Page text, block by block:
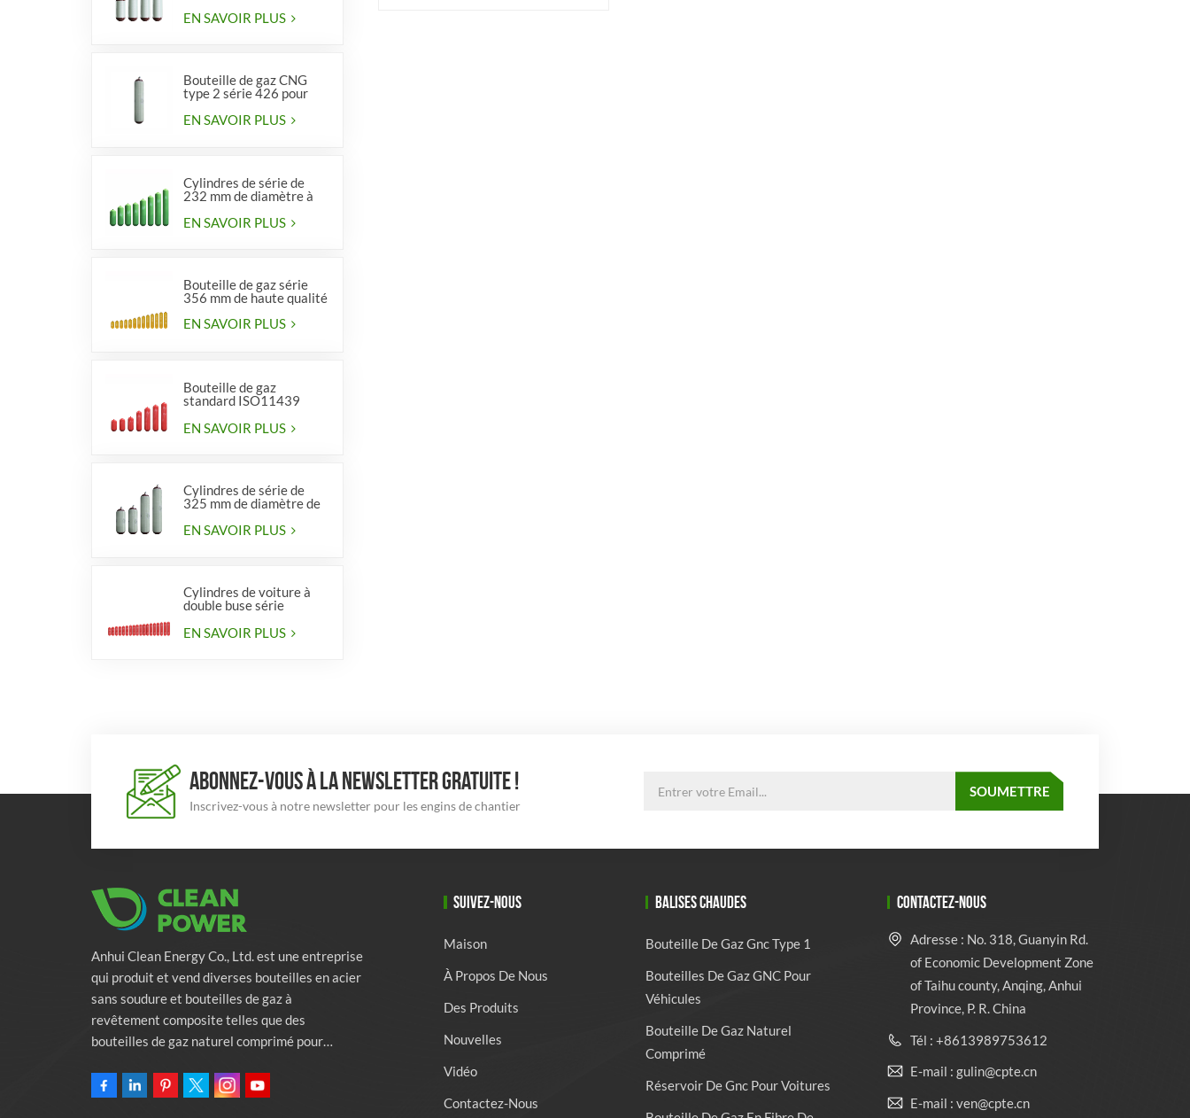
EN SAVOIR PLUS
Bouteille de gaz CNG
type 2 série 426 pour
véhicules
EN SAVOIR PLUS
Cylindres de série de
232 mm de diamètre à
EN SAVOIR PLUS
Bouteille de gaz série
356 mm de haute qualité
EN SAVOIR PLUS
Bouteille de gaz
standard ISO11439
EN SAVOIR PLUS
Cylindres de série de
325 mm de diamètre de
véhicules
EN SAVOIR PLUS
Cylindres de voiture à
double buse série
EN SAVOIR PLUS
ABONNEZ-VOUS À LA NEWSLETTER GRATUITE !
Inscrivez-vous à notre newsletter pour les engins de chantier
Anhui Clean Energy Co., Ltd. est une entreprise
qui produit et vend diverses bouteilles en acier
sans soudure et bouteilles de gaz à
revêtement composite telles que des
bouteilles de gaz naturel comprimé pour
des bouteilles de lutte contre l'incendie.
SUIVEZ-NOUS
Maison
À Propos De Nous
Des Produits
Nouvelles
Vidéo
Contactez-Nous
BALISES CHAUDES
Bouteille De Gaz Gnc Type 1
Bouteilles De Gaz GNC Pour
Véhicules
Bouteille De Gaz Naturel
Comprimé
Réservoir De Gnc Pour Voitures
CONTACTEZ-NOUS
Adresse : No. 318, Guanyin Rd.
of Economic Development Zone
of Taihu county, Anqing, Anhui
Province, P. R. China
Tél : +8613989753612
E-mail : gulin@cpte.cn
E-mail : ven@cpte.cn